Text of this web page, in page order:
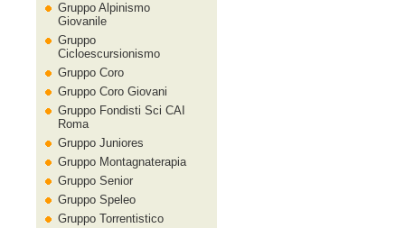
Gruppo Alpinismo
Giovanile
Gruppo
Cicloescursionismo
Gruppo Coro
Gruppo Coro Giovani
Gruppo Fondisti Sci CAI
Roma
Gruppo Juniores
Gruppo Montagnaterapia
Gruppo Senior
Gruppo Speleo
Gruppo Torrentistico